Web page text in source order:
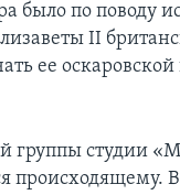
было по поводу
II
ее
группы студии
происходящему.